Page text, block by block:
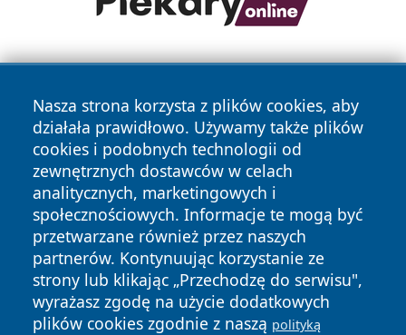
Nasza strona korzysta z plików cookies, aby
działała prawidłowo. Używamy także plików
cookies i podobnych technologii od
zewnętrznych dostawców w celach
analitycznych, marketingowych i
społecznościowych. Informacje te mogą być
przetwarzane również przez naszych
partnerów. Kontynuując korzystanie ze
strony lub klikając „Przechodzę do serwisu",
wyrażasz zgodę na użycie dodatkowych
plików cookies zgodnie z naszą polityką
Copyright © 2026 dabrowski24.pl Wszystkie prawa
zastrzeżone.
News Autorzy
Polityka
Prywatności
Polityka
Cookies